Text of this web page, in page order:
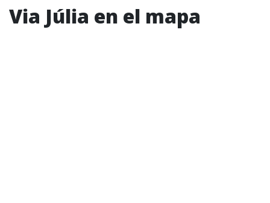
Via Júlia en el mapa